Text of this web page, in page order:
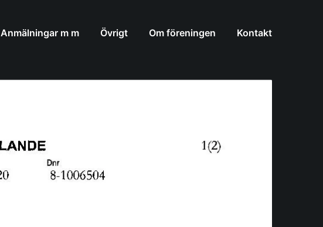
Anmälningar m m Övrigt Om föreningen Kontakt